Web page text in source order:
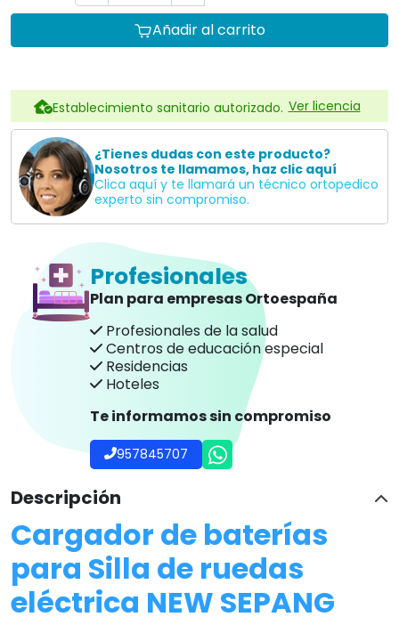
Añadir al carrito
Establecimiento sanitario autorizado. Ver licencia
¿Tienes dudas con este producto?
Nosotros te llamamos, haz clic aquí
Clica aquí y te llamará un técnico ortopedico
experto sin compromiso.
Profesionales
Plan para empresas Ortoespaña
Profesionales de la salud
Centros de educación especial
Residencias
Hoteles
Te informamos sin compromiso
957845707
Descripción
Cargador de baterías
para Silla de ruedas
eléctrica NEW SEPANG